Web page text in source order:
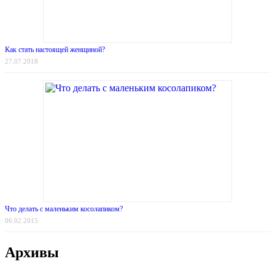
Как стать настоящей женщиной?
27.07.2018
Что делать с маленьким косолапиком?
06.02.2015
Архивы